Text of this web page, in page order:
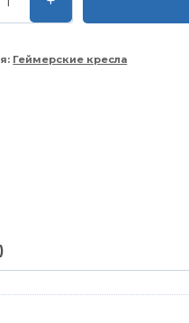
Геймерские кресла